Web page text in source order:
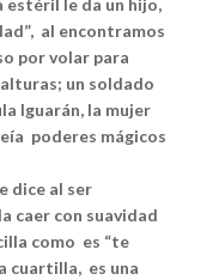
estéril le da un hijo,
al encontramos
por volar para
un soldado
Iguarán, la mujer
poderes mágicos
dice al ser
caer con suavidad
como es “te
cuartilla, es una